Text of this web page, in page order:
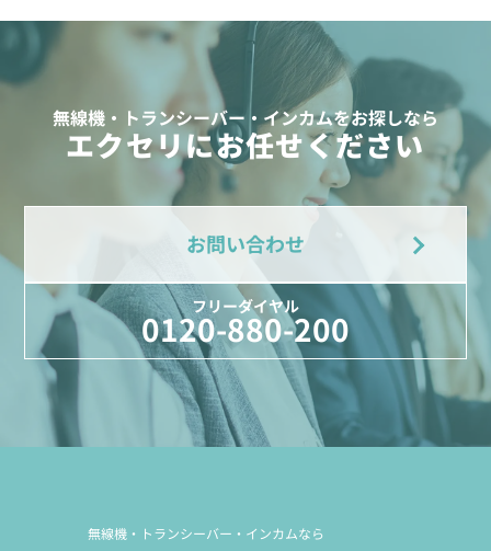
無線機・トランシーバー・インカムをお探しなら
エクセリにお任せください
お問い合わせ
フリーダイヤル
0120-880-200
無線機・トランシーバー・インカムなら